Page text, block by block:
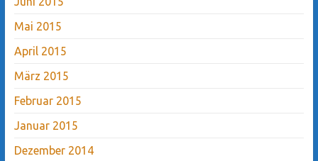
Mai 2015
April 2015
März 2015
Februar 2015
Januar 2015
Dezember 2014